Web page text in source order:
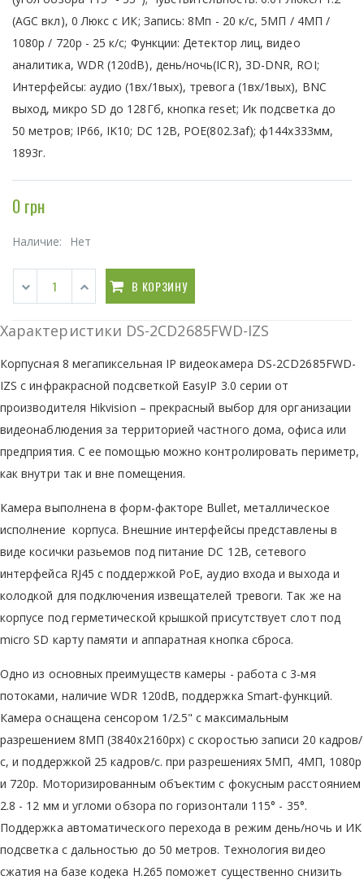
(AGC вкл), 0 Люкс с ИК; Запись: 8Мп - 20 к/с, 5МП / 4МП /
1080р / 720р - 25 к/с; Функции: Детектор лиц, видео
аналитика, WDR (120dB), день/ночь(ICR), 3D-DNR, ROI;
Интерфейсы: аудио (1вх/1вых), тревога (1вх/1вых), BNC
выход, микро SD до 128Гб, кнопка reset; Ик подсветка до
50 метров; IP66, IK10; DC 12В, POE(802.3af); ф144x333мм,
1893г.
0 грн
Наличие: Нет
В КОРЗИНУ
Характеристики DS-2CD2685FWD-IZS
Корпусная 8 мегапиксельная IP видеокамера DS-2CD2685FWD-
IZS с инфракрасной подсветкой EasyIP 3.0 серии от
производителя Hikvision – прекрасный выбор для организации
видеонаблюдения за территорией частного дома, офиса или
предприятия. С ее помощью можно контролировать периметр,
как внутри так и вне помещения.
Камера выполнена в форм-факторе Bullet, металлическое
исполнение корпуса. Внешние интерфейсы представлены в
виде косички разьемов под питание DC 12В, сетевого
интерфейса RJ45 с поддержкой PoE, аудио входа и выхода и
колодкой для подключения извещателей тревоги. Так же на
корпусе под герметической крышкой присутствует слот под
micro SD карту памяти и аппаратная кнопка сброса.
Одно из основных преимуществ камеры - работа с 3-мя
потоками, наличие WDR 120dB, поддержка Smart-функций.
Камера оснащена сенсором 1/2.5" с максимальным
разрешением 8МП (3840x2160px) с скоростью записи 20 кадров/
с, и поддержкой 25 кадров/с. при разрешениях 5МП, 4МП, 1080р
и 720р. Моторизированным объектим с фокусным расстоянием
2.8 - 12 мм и угломи обзора по горизонтали 115° - 35°.
Поддержка автоматического перехода в режим день/ночь и ИК
подсветка с дальностью до 50 метров. Технология видео
сжатия на базе кодека Н.265 поможет существенно снизить